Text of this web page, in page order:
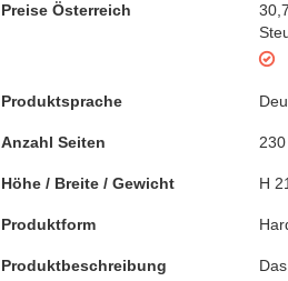
Preise Österreich
Produktsprache
Anzahl Seiten 230
Höhe / Breite / Gewicht H
Produktform
Produktbeschreibung